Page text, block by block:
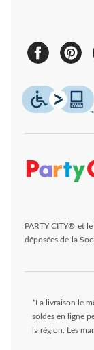
PARTY CITY® et
déposées de la
*La livraison le
soldes en ligne
la région. Les